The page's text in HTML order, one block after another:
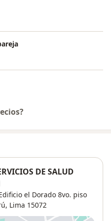
DE SALUD
el Dorado 8vo. piso
Lima 15072